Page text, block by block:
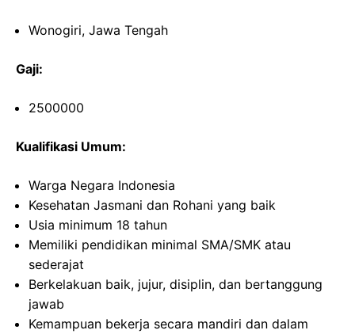
Wonogiri, Jawa Tengah
Gaji:
2500000
Kualifikasi Umum:
Warga Negara Indonesia
Kesehatan Jasmani dan Rohani yang baik
Usia minimum 18 tahun
Memiliki pendidikan minimal SMA/SMK atau
sederajat
Berkelakuan baik, jujur, disiplin, dan bertanggung
jawab
Kemampuan bekerja secara mandiri dan dalam